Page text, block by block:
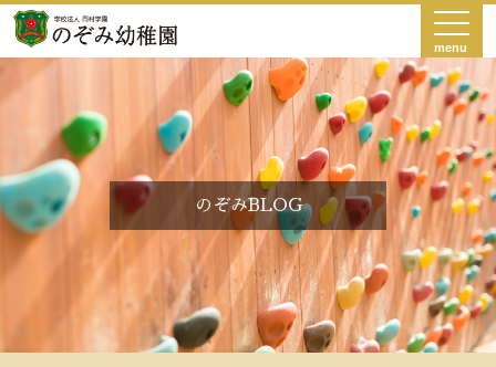
menu
のぞみBLOG